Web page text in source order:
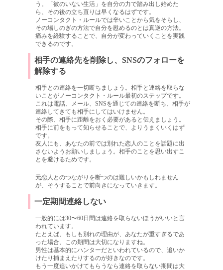
う。「彼のいない生活」を自分の力で踏み出し始めた
ら、その後の立ち直りは早くなるはずです。
ノーコンタクト・ルールでは辛いことから気をそらし、
その場しのぎの方法で自分を慰めるのとは真逆の方法。
痛みを経験することで、自分が変わっていくことを実践
できるのです。
相手の連絡先を削除し、SNSのフォローを
解除する
相手との連絡を一切断ちましょう。相手と連絡を取らな
いことがノーコンタクト・ルール最初のステップです。
これは電話、メール、SNSを通じての連絡を断ち、相手が
連絡してきても相手にしてはいけません。
その際、相手に距離をおく必要があると伝えましょう。
相手に前をもって知らせることで、よりうまくいくはず
です。
友人にも、あなたの前では別れた恋人のことを話題に出
さないようお願いしましょう。相手のことを思い出すこ
とを避けるためです。
元恋人とのつながりを断つのは難しいかもしれません
が、そうすることで前向きになっていきます。
一定期間連絡しない
一般的には30〜60日間は連絡を取らないほうがいいと言
われています。
たとえば、もしも別れの理由が、あなたが重すぎるであ
った場合、この期間は大切になりますね。
男性は基本的にハンターだといわれているので、追いか
けたり捕まえたりするのが好きなのです。
もう一度追いかけてもらうなら連絡を取らない期間は大